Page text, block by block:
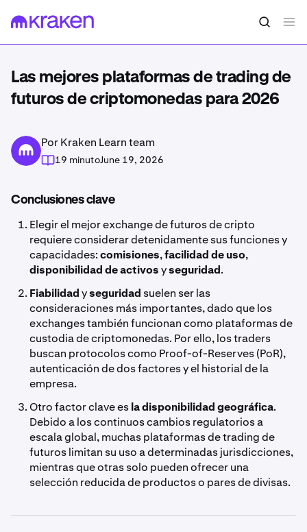
Las mejores plataformas de trading de
futuros de criptomonedas para 2026
Por Kraken Learn team
19 minutoJune 19, 2026
Conclusiones clave
Elegir el mejor exchange de futuros de cripto
requiere considerar detenidamente sus funciones y
capacidades:comisiones,facilidad de uso,
disponibilidad de activosyseguridad.
Fiabilidadyseguridad suelen ser las
consideraciones más importantes, dado que los
exchanges también funcionan como plataformas de
custodia de criptomonedas. Por ello, los traders
buscan protocolos como Proof-of-Reserves (PoR),
autenticación de dos factores y el historial de la
empresa.
Otro factor clave esla disponibilidad geográfica.
Debido a los continuos cambios regulatorios a
escala global, muchas plataformas de trading de
futuros limitan su uso a determinadas jurisdicciones,
mientras que otras solo pueden ofrecer una
selección reducida de productos o pares de divisas.